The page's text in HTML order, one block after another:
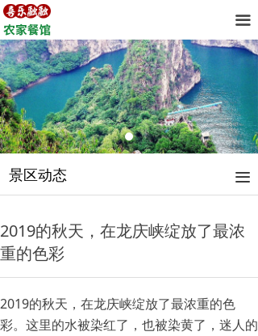
끀
首页
关于我们
客房展示
景区风景
联系我们
景区动态 끀
2019的秋天，在龙庆峡绽放了最浓
重的色彩
2019的秋天，在龙庆峡绽放了最浓重的色
彩。这里的水被染红了，也被染黄了，迷人的